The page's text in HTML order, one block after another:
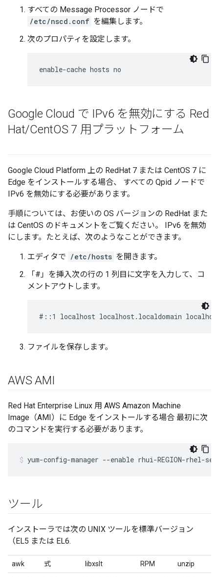
すべての Message Processor ノードで
/etc/nscd.conf を編集します。
次のプロパティを設定します。
enable-cache hosts no
Google Cloud で IPv6 を無効にする Red
Hat/CentOS 7 用プラットフォーム
Google Cloud Platform 上の RedHat 7 または CentOS 7 に
Edge をインストールする場合、 すべての Qpid ノードで
IPv6 を無効にする必要があります。
手順については、お使いの OS バージョンの RedHat また
は CentOS のドキュメントをご覧ください。 IPv6 を無効
にします。たとえば、次のようなことができます。
エディタで /etc/hosts を開きます。
「#」を挿入次の行の 1 列目に文字を入力して、コ
メントアウトします。
#::1 localhost localhost.localdomain
ファイルを保存します。
AWS AMI
Red Hat Enterprise Linux 用 AWS Amazon Machine
Image（AMI）に Edge をインストールする場合 最初に次
のコマンドを実行する必要があります。
yum-config-manager --enable rhui-REGION-rhel-
ツール
インストーラでは次の UNIX ツールを標準バージョン
（EL5 または EL6.
awk 式 libxslt RPM unzip